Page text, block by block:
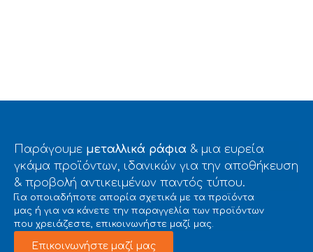
Παράγουμε μεταλλικά ράφια & μια ευρεία
γκάμα προϊόντων, ιδανικών για την αποθήκευση
& προβολή αντικειμένων παντός τύπου.
Για οποιαδήποτε απορία σχετικά με τα προϊόντα
μας ή για να κάνετε την παραγγελία των προϊόντων
που χρειάζεστε, επικοινωνήστε μαζί μας.
Επικοινωνήστε μαζί μας